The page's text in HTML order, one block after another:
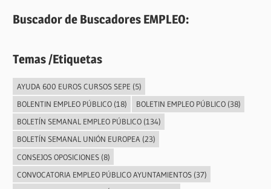
Buscador de Buscadores EMPLEO:
Temas /Etiquetas
AYUDA 600 EUROS CURSOS SEPE (5)
BOLENTIN EMPLEO PÚBLICO(18) BOLETIN EMPLEO PÚBLICO(38)
BOLETÍN SEMANAL EMPLEO PÚBLICO(134)
BOLETÍN SEMANAL UNIÓN EUROPEA(23)
CONSEJOS OPOSICIONES(8)
CONVOCATORIA EMPLEO PÚBLICO AYUNTAMIENTOS(37)